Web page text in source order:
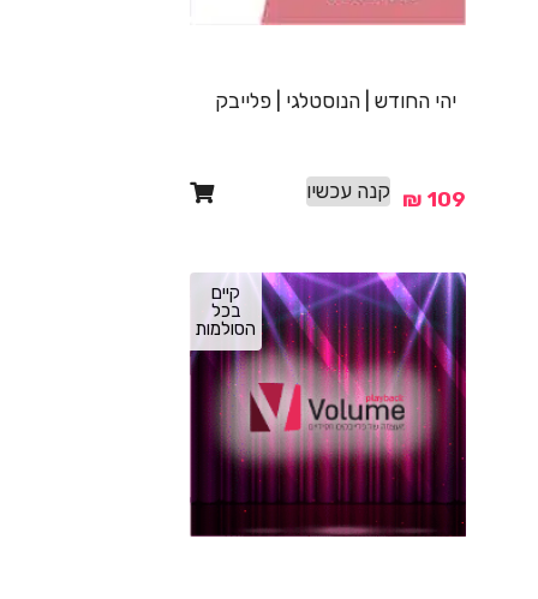
יהי החודש | הנוסטלגי | פלייבק
₪ 109 קנה עכשיו
קיים
בכל
הסולמות